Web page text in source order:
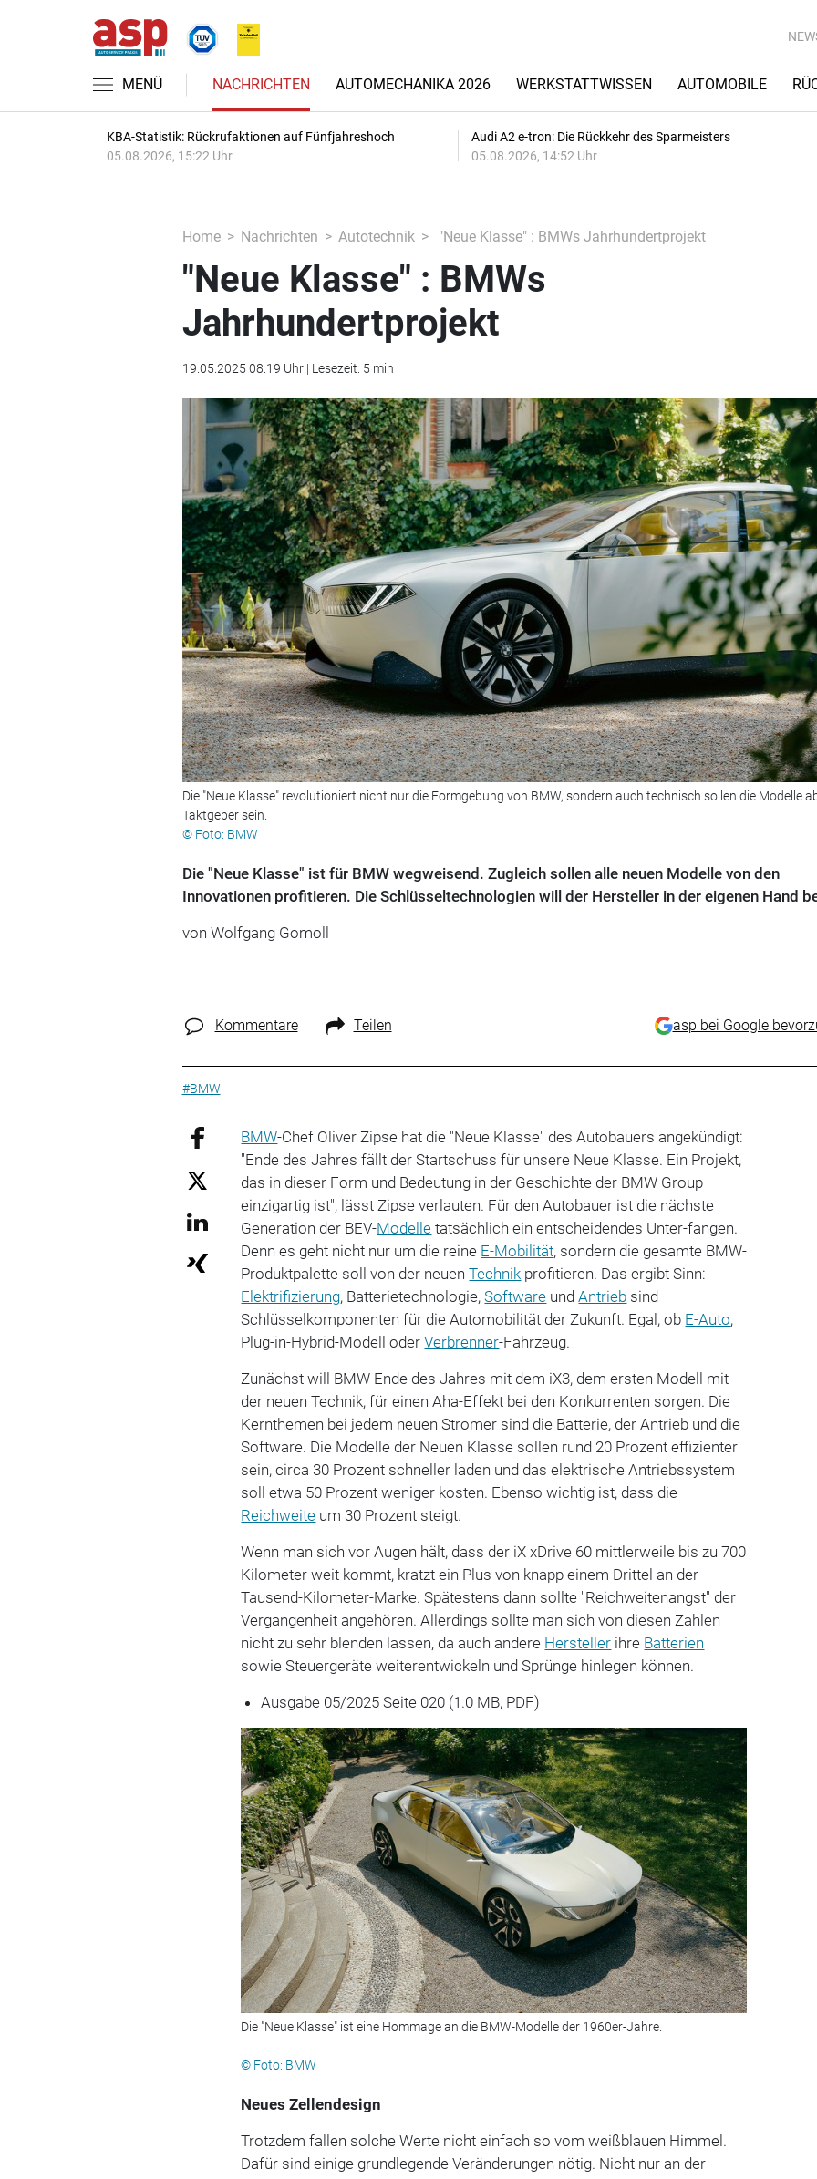
MENÜ NACHRICHTEN AUTOMECHANIKA 2026 WERKSTATTWISSEN AUTOMOBILE
KBA-Statistik: Rückrufaktionen auf Fünfjahreshoch
05.08.2026, 15:22 Uhr
Audi A2 e-tron: Die Rückkehr des Sparmeisters
05.08.2026, 14:52 Uhr
Home Nachrichten Autotechnik "Neue Klasse" : BMWs Jahrhundertprojekt
"Neue Klasse" : BMWs
Jahrhundertprojekt
19.05.2025 08:19 Uhr | Lesezeit: 5 min
Die "Neue Klasse" revolutioniert nicht nur die Formgebung von BMW, sondern auch technisch sollen die Modelle
Taktgeber sein.
© Foto: BMW
Die "Neue Klasse" ist für BMW wegweisend. Zugleich sollen alle neuen Modelle von den
Innovationen profitieren. Die Schlüsseltechnologien will der Hersteller in der eigenen Hand
von Wolfgang Gomoll
Kommentare Teilen asp bei Google
#BMW
BMW-Chef Oliver Zipse hat die "Neue Klasse" des Autobauers angekündigt:
"Ende des Jahres fällt der Startschuss für unsere Neue Klasse. Ein Projekt,
das in dieser Form und Bedeutung in der Geschichte der BMW Group
einzigartig ist", lässt Zipse verlauten. Für den Autobauer ist die nächste
Generation der BEV-Modelle tatsächlich ein entscheidendes Unter-fangen.
Denn es geht nicht nur um die reine E-Mobilität, sondern die gesamte BMW-
Produktpalette soll von der neuenTechnik profitieren. Das ergibt Sinn:
Elektrifizierung, Batterietechnologie,Software undAntrieb sind
Schlüsselkomponenten für die Automobilität der Zukunft. Egal, ob E-Auto,
Plug-in-Hybrid-Modell oderVerbrenner-Fahrzeug.
Zunächst will BMW Ende des Jahres mit dem iX3, dem ersten Modell mit
der neuen Technik, für einen Aha-Effekt bei den Konkurrenten sorgen. Die
Kernthemen bei jedem neuen Stromer sind die Batterie, der Antrieb und die
Software. Die Modelle der Neuen Klasse sollen rund 20 Prozent effizienter
sein, circa 30 Prozent schneller laden und das elektrische Antriebssystem
soll etwa 50 Prozent weniger kosten. Ebenso wichtig ist, dass die
Reichweite um 30 Prozent steigt.
Wenn man sich vor Augen hält, dass der iX xDrive 60 mittlerweile bis zu 700
Kilometer weit kommt, kratzt ein Plus von knapp einem Drittel an der
Tausend-Kilometer-Marke. Spätestens dann sollte "Reichweitenangst" der
Vergangenheit angehören. Allerdings sollte man sich von diesen Zahlen
nicht zu sehr blenden lassen, da auch andere Hersteller ihre Batterien
sowie Steuergeräte weiterentwickeln und Sprünge hinlegen können.
Ausgabe 05/2025 Seite 020 (1.0 MB, PDF)
Die "Neue Klasse" ist eine Hommage an die BMW-Modelle der 1960er-Jahre.
© Foto: BMW
Neues Zellendesign
Trotzdem fallen solche Werte nicht einfach so vom weißblauen Himmel.
Dafür sind einige grundlegende Veränderungen nötig. Nicht nur an der